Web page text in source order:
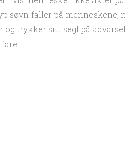
søvn faller på menneskene,
og trykker sitt segl på